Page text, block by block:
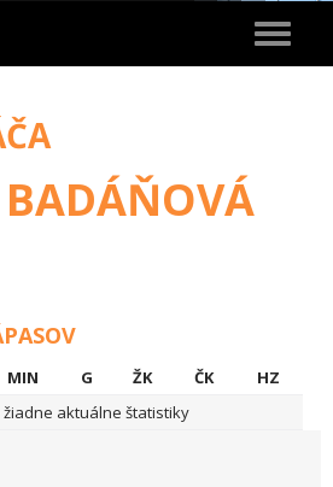
Toggle
MIN G ŽK ČK
HZ
aktuálne štatistiky